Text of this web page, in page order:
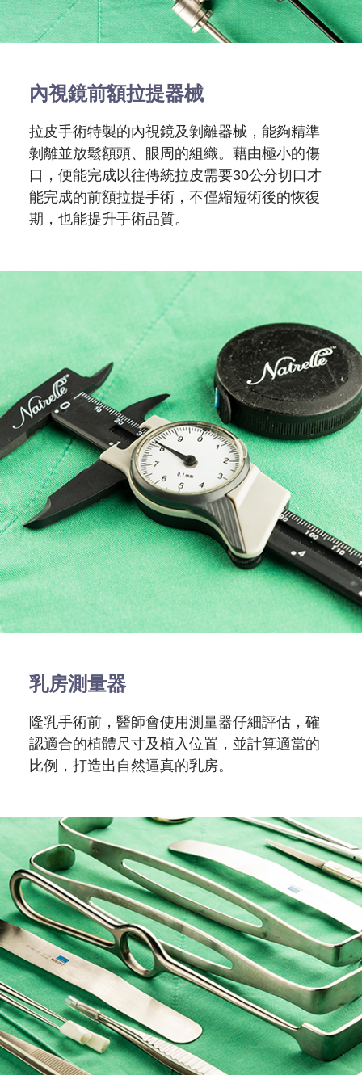
內視鏡前額拉提器械
拉皮手術特製的內視鏡及剝離器械，能夠精準
剝離並放鬆額頭、眼周的組織。藉由極小的傷
口，便能完成以往傳統拉皮需要30公分切口才
能完成的前額拉提手術，不僅縮短術後的恢復
期，也能提升手術品質。
乳房測量器
隆乳手術前，醫師會使用測量器仔細評估，確
認適合的植體尺寸及植入位置，並計算適當的
比例，打造出自然逼真的乳房。